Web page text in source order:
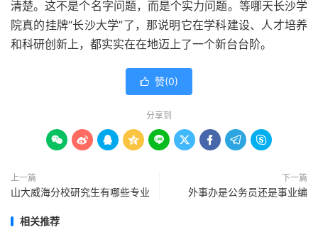
清楚。这不是个名字问题，而是个实力问题。等哪天长沙学
院真的挂牌“长沙大学”了，那说明它在学科建设、人才培养
和科研创新上，都实实在在地迈上了一个新台台阶。
 赞(0)
分享到
        
上一篇
山大威海分校研究生有哪些专业
下一篇
外事办是公务员还是事业编
相关推荐